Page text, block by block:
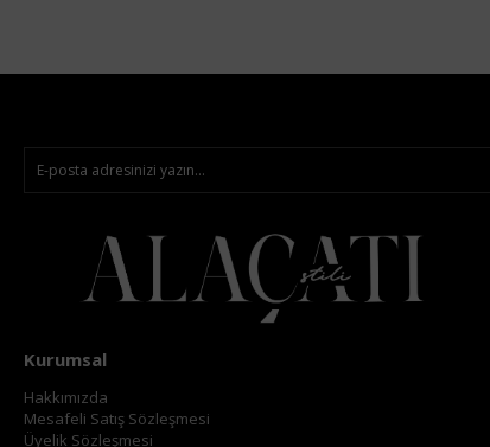
Kurumsal
Hakkımızda
Mesafeli Satış Sözleşmesi
Üyelik Sözleşmesi